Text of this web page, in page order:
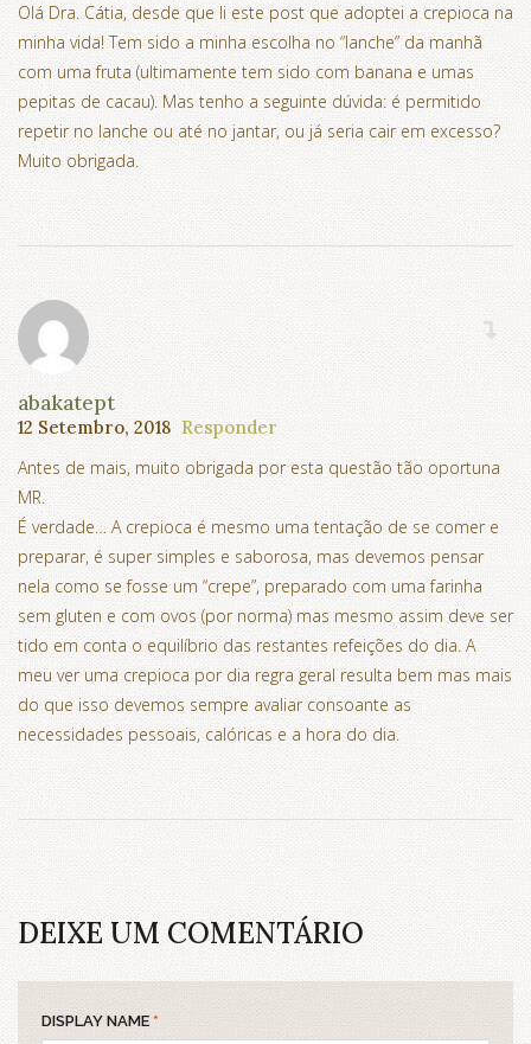
Olá Dra. Cátia, desde que li este post que adoptei a crepioca na
minha vida! Tem sido a minha escolha no “lanche” da manhã
com uma fruta (ultimamente tem sido com banana e umas
pepitas de cacau). Mas tenho a seguinte dúvida: é permitido
repetir no lanche ou até no jantar, ou já seria cair em excesso?
Muito obrigada.
abakatept
12 Setembro, 2018 Responder
Antes de mais, muito obrigada por esta questão tão oportuna
MR.
É verdade… A crepioca é mesmo uma tentação de se comer e
preparar, é super simples e saborosa, mas devemos pensar
nela como se fosse um “crepe”, preparado com uma farinha
sem gluten e com ovos (por norma) mas mesmo assim deve ser
tido em conta o equilíbrio das restantes refeições do dia. A
meu ver uma crepioca por dia regra geral resulta bem mas mais
do que isso devemos sempre avaliar consoante as
necessidades pessoais, calóricas e a hora do dia.
DEIXE UM COMENTÁRIO
DISPLAY NAME *